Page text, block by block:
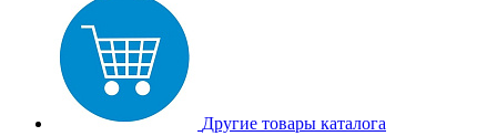
Другие товары каталога